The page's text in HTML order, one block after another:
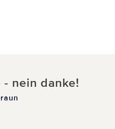
- nein danke!